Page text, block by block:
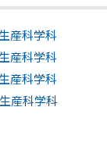
産科学科
産科学科
産科学科
産科学科